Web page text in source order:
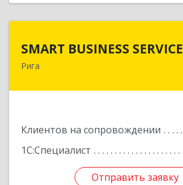
SMART BUSINESS SERVICE
Рига
Клиентов на сопровождении
1С:Специалист
Отправить заявку
Отправить заявку